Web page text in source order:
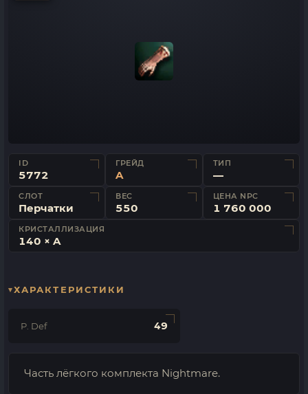
ID
5772
ГРЕЙД
A
ТИП
—
СЛОТ
Перчатки
ВЕС
550
ЦЕНА NPC
1 760 000
КРИСТАЛЛИЗАЦИЯ
140 × A
ХАРАКТЕРИСТИКИ
P. Def 49
Часть лёгкого комплекта Nightmare.